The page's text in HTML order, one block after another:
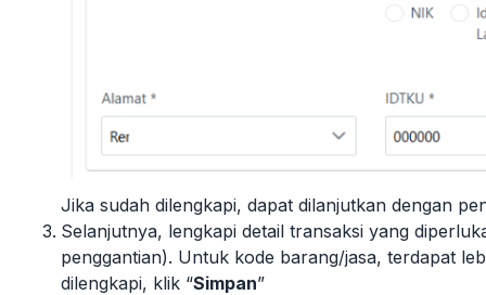
Jika sudah dilengkapi, dapat dilanjutkan dengan
Selanjutnya, lengkapi detail transaksi yang
penggantian). Untuk kode barang/jasa, terdapat
dilengkapi, klik “Simpan”